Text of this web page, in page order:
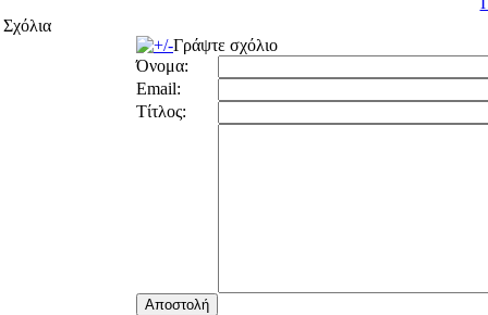
Σχόλια
Γράψτε σχόλιο
Όνομα:
Email:
Τίτλος: